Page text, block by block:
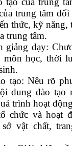
trung tâm
thức, kỹ năng,
trung tâm.
giảng dạy:
học, thời
tạo: Nêu rõ
dung đào tạo
trình hoạt
chức và hoạt
vật chất,